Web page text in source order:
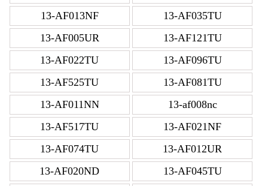
13-AF013NF
13-AF035TU
13-AF005UR
13-AF121TU
13-AF022TU
13-AF096TU
13-AF525TU
13-AF081TU
13-AF011NN
13-af008nc
13-AF517TU
13-AF021NF
13-AF074TU
13-AF012UR
13-AF020ND
13-AF045TU